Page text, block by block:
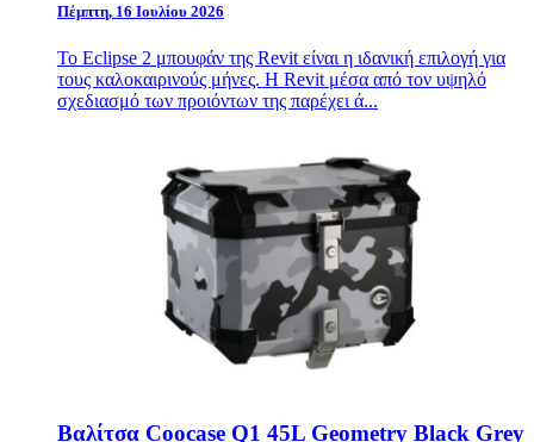
Πέμπτη, 16 Ιουλίου 2026
Το Eclipse 2 μπουφάν της Revit είναι η ιδανική επιλογή για
τους καλοκαιρινούς μήνες. Η Revit μέσα από τον υψηλό
σχεδιασμό των προιόντων της παρέχει ά...
Βαλίτσα Coocase Q1 45L Geometry Black Grey